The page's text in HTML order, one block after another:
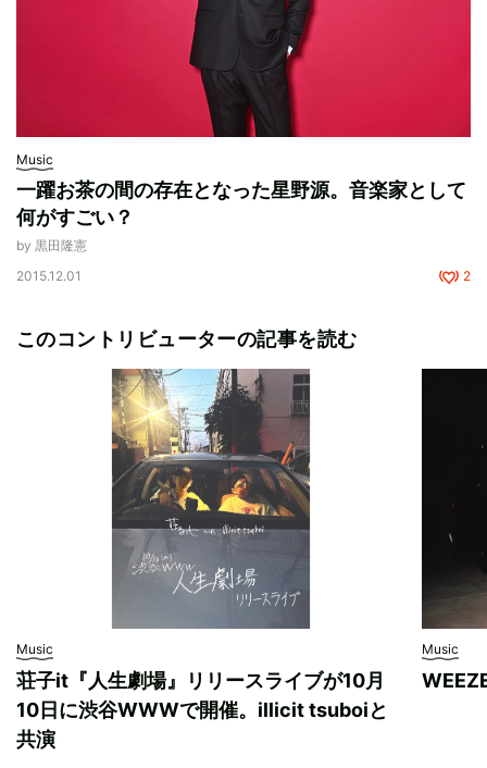
Music
一躍お茶の間の存在となった星野源。音楽家として
何がすごい？
by 黒田隆憲
2015.12.01
2
このコントリビューターの記事を読む
Music
荘子it『人生劇場』リリースライブが10月
10日に渋谷WWWで開催。illicit tsuboiと
共演
Music